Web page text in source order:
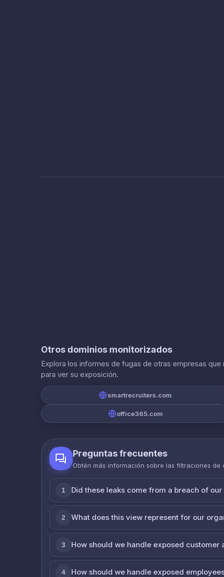
Otros dominios monitorizados
Explora los informes de fugas de otras empresas
para ver su exposición.
smartrecruiters.com
office365.com
Preguntas frecuentes
Obtén más información sobre las filtraciones de
1 Did these leaks come from a breach of
2 What does this view represent for our
3 How should we handle exposed customer
4 How should we handle exposed